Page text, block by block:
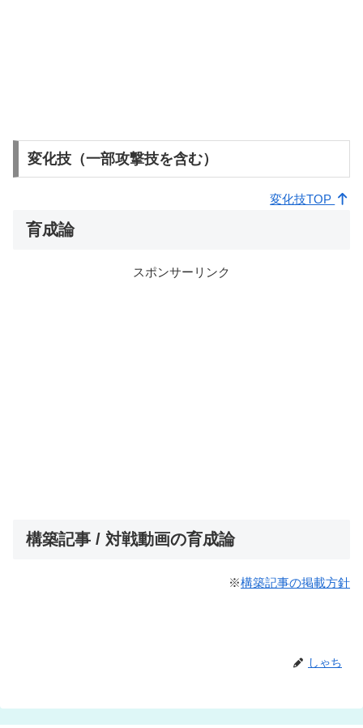
変化技（一部攻撃技を含む）
変化技TOP
育成論
スポンサーリンク
構築記事 / 対戦動画の育成論
※構築記事の掲載方針
しゃち